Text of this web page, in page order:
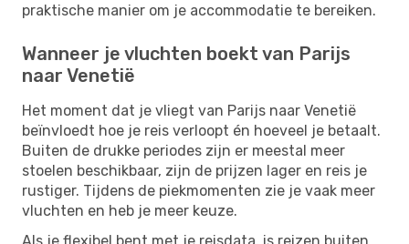
praktische manier om je accommodatie te bereiken.
Wanneer je vluchten boekt van Parijs
naar Venetië
Het moment dat je vliegt van Parijs naar Venetië
beïnvloedt hoe je reis verloopt én hoeveel je betaalt.
Buiten de drukke periodes zijn er meestal meer
stoelen beschikbaar, zijn de prijzen lager en reis je
rustiger. Tijdens de piekmomenten zie je vaak meer
vluchten en heb je meer keuze.